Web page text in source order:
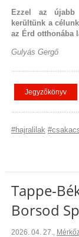
Ezzel az újabb
kerültünk a
az Érd otthonába
Gulyás Gergő
Jegyzőkönyv
#hajralilak
Tappe-
Borsod
2026. 04. 27.,